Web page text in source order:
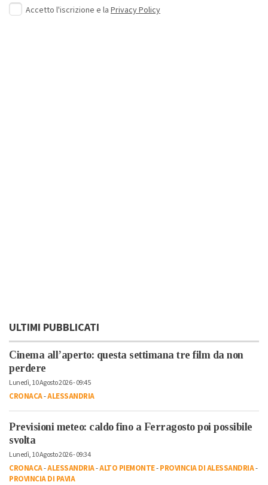
Accetto l'iscrizione e la Privacy Policy
ULTIMI PUBBLICATI
Cinema all’aperto: questa settimana tre film da non
perdere
Lunedì, 10 Agosto 2026 - 09:45
CRONACA-ALESSANDRIA
Previsioni meteo: caldo fino a Ferragosto poi possibile
svolta
Lunedì, 10 Agosto 2026 - 09:34
CRONACA-ALESSANDRIA-ALTO PIEMONTE-PROVINCIA DI ALESSANDRIA-
PROVINCIA DI PAVIA